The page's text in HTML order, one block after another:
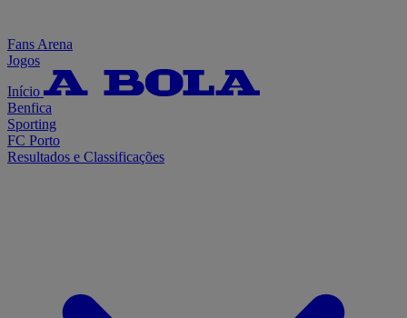
Fans Arena
Jogos
Início
Benfica
Sporting
FC Porto
Resultados e Classificações